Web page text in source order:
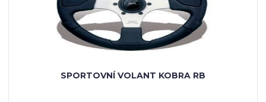
SPORTOVNÍ VOLANT KOBRA RB